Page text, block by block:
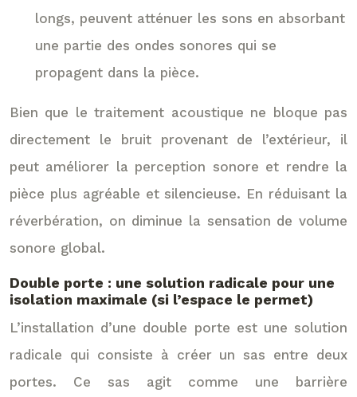
longs, peuvent atténuer les sons en absorbant
une partie des ondes sonores qui se
propagent dans la pièce.
Bien que le traitement acoustique ne bloque pas
directement le bruit provenant de l’extérieur, il
peut améliorer la perception sonore et rendre la
pièce plus agréable et silencieuse. En réduisant la
réverbération, on diminue la sensation de volume
sonore global.
Double porte : une solution radicale pour une
isolation maximale (si l’espace le permet)
L’installation d’une double porte est une solution
radicale qui consiste à créer un sas entre deux
portes. Ce sas agit comme une barrière